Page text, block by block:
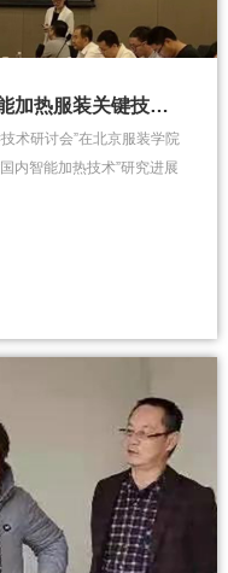
元然科技受邀参加“冬奥项目智能加热服装关键技术”研讨会
术研讨会”在北京服装学院
内智能加热技术”研究进展
多媒体广泛关注，并进行